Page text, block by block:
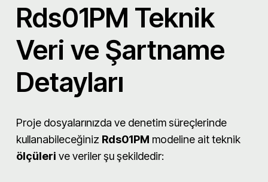
Rds01PM Teknik
Veri ve Şartname
Detayları
Proje dosyalarınızda ve denetim süreçlerinde
kullanabileceğiniz Rds01PM modeline ait teknik
ölçüleri ve veriler şu şekildedir: